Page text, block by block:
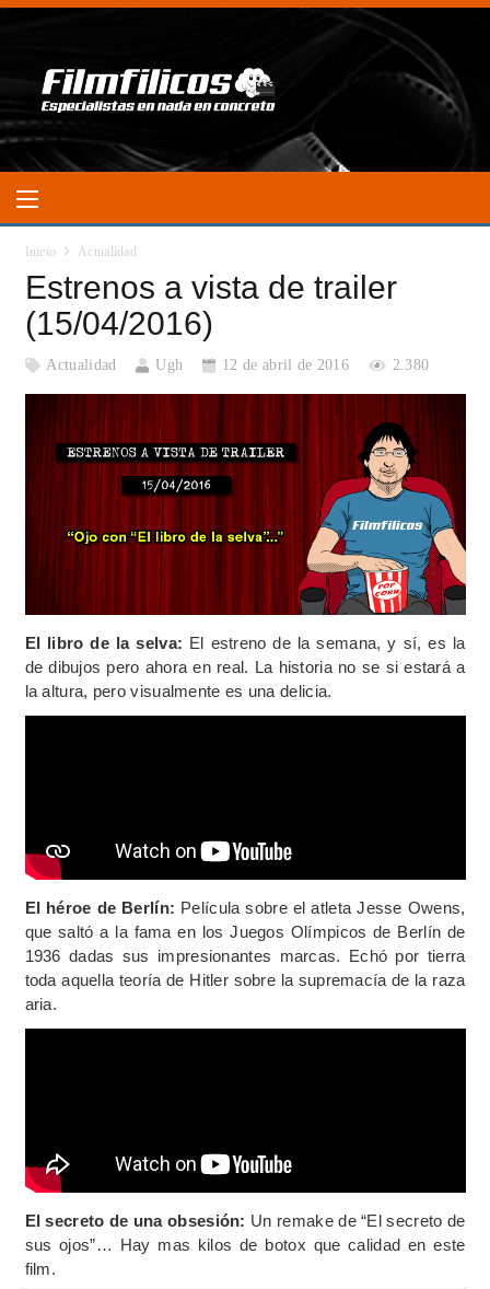
Inicio Actualidad
Estrenos a vista de trailer
(15/04/2016)
Actualidad Ugh 12 de abril de 2016 2.380
El libro de la selva: El estreno de la semana, y sí, es la
de dibujos pero ahora en real. La historia no se si estará a
la altura, pero visualmente es una delicia.
El héroe de Berlín: Película sobre el atleta Jesse Owens,
que saltó a la fama en los Juegos Olímpicos de Berlín de
1936 dadas sus impresionantes marcas. Echó por tierra
toda aquella teoría de Hitler sobre la supremacía de la raza
aria.
El secreto de una obsesión: Un remake de “El secreto de
sus ojos”… Hay mas kilos de botox que calidad en este
film.